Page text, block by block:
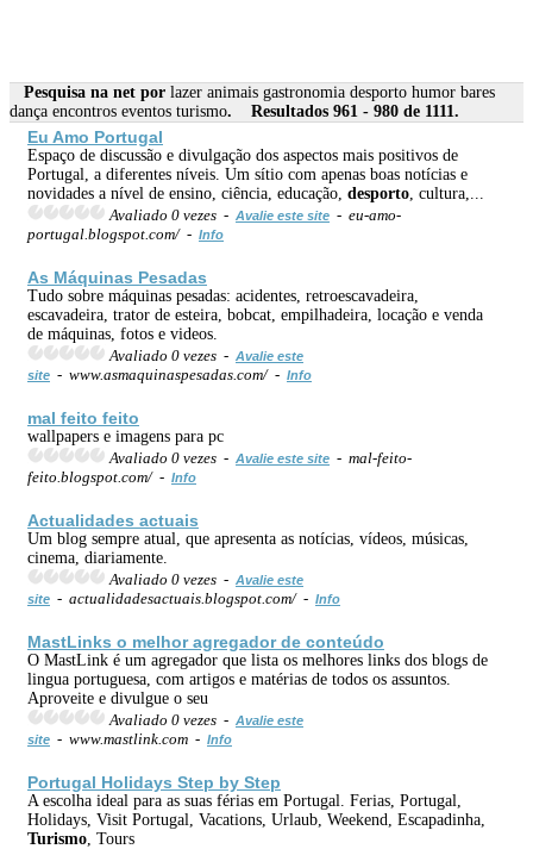
Pesquisa na net por lazer animais gastronomia desporto humor bares
dança encontros eventos turismo. Resultados 961 - 980 de 1111.
Eu Amo Portugal
Espaço de discussão e divulgação dos aspectos mais positivos de
Portugal, a diferentes níveis. Um sítio com apenas boas notícias e
novidades a nível de ensino, ciência, educação, desporto , cultura,...
Avaliado 0 vezes - Avalie este site - eu-amo-
portugal.blogspot.com/ - Info
As Máquinas Pesadas
Tudo sobre máquinas pesadas: acidentes, retroescavadeira,
escavadeira, trator de esteira, bobcat, empilhadeira, locação e venda
de máquinas, fotos e videos.
Avaliado 0 vezes - Avalie este
site - www.asmaquinaspesadas.com/ - Info
mal feito feito
wallpapers e imagens para pc
Avaliado 0 vezes - Avalie este site - mal-feito-
feito.blogspot.com/ - Info
Actualidades actuais
Um blog sempre atual, que apresenta as notícias, vídeos, músicas,
cinema, diariamente.
Avaliado 0 vezes - Avalie este
site - actualidadesactuais.blogspot.com/ - Info
MastLinks o melhor agregador de conteúdo
O MastLink é um agregador que lista os melhores links dos blogs de
lingua portuguesa, com artigos e matérias de todos os assuntos.
Aproveite e divulgue o seu
Avaliado 0 vezes - Avalie este
site - www.mastlink.com - Info
Portugal Holidays Step by Step
A escolha ideal para as suas férias em Portugal. Ferias, Portugal,
Holidays, Visit Portugal, Vacations, Urlaub, Weekend, Escapadinha,
Turismo , Tours